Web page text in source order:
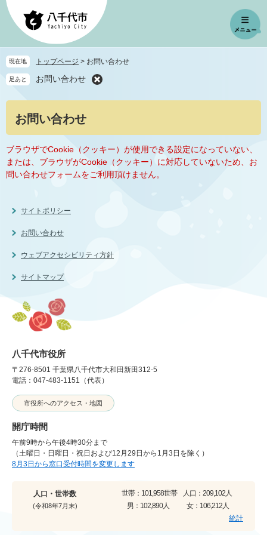
ペ
先
頭
メ
を
飛
文
現在地 トップページ > お問い合わせ
足あと お問い合わせ
お問い合わせ
ブラウザでCookie（クッキー）が使用できる設定になっていない、
または、ブラウザがCookie（クッキー）に対応していないため、お
問い合わせフォームをご利用頂けません。
サイトポリシー
お問い合わせ
ウェブアクセシビリティ方針
サイトマップ
八千代市役所
〒276-8501 千葉県八千代市大和田新田312-5
電話：047-483-1151（代表）
市役所へのアクセス・地図
開庁時間
午前9時から午後4時30分まで
（土曜日・日曜日・祝日および12月29日から1月3日を除く）
8月3日から窓口受付時間を変更します
人口・世帯数
(令和8年7月末)
世帯： 101,958世帯 人口： 209,102人
男： 102,890人 女： 106,212人
統計